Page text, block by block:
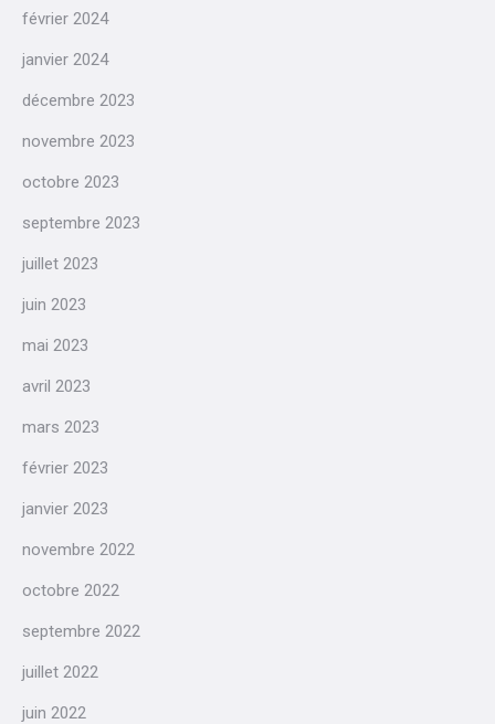
février 2024
janvier 2024
décembre 2023
novembre 2023
octobre 2023
septembre 2023
juillet 2023
juin 2023
mai 2023
avril 2023
mars 2023
février 2023
janvier 2023
novembre 2022
octobre 2022
septembre 2022
juillet 2022
juin 2022